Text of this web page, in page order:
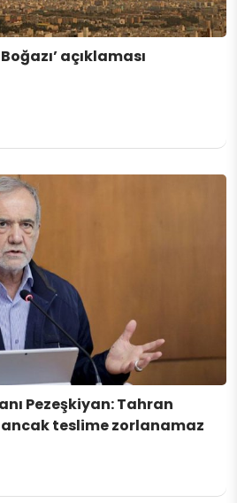
açıklaması
Pezeşkiyan: Tahran
teslime zorlanamaz